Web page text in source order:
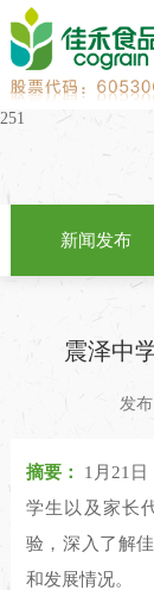
251
新闻发布
震泽中
发
摘要：
1月21日
学生以及家长
验，深入了解
和发展情况。